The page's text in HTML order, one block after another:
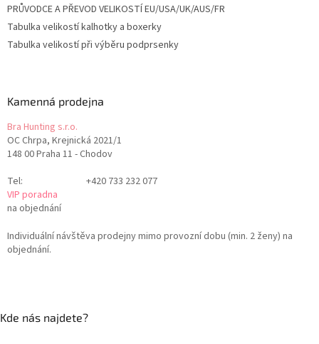
PRŮVODCE A PŘEVOD VELIKOSTÍ EU/USA/UK/AUS/FR
Tabulka velikostí kalhotky a boxerky
Tabulka velikostí při výběru podprsenky
Kamenná prodejna
Bra Hunting s.r.o.
OC Chrpa, Krejnická 2021/1
148 00 Praha 11 - Chodov
Tel:
+420 733 232 077
VIP poradna
na objednání
Individuální návštěva prodejny mimo provozní dobu (min. 2 ženy) na
objednání.
Kde nás najdete?